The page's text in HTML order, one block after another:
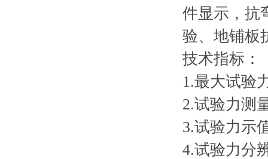
件显示，抗
验、地铺板
技术指标：
1.最大试验
2.试验力测
3.试验力示
4.试验力分